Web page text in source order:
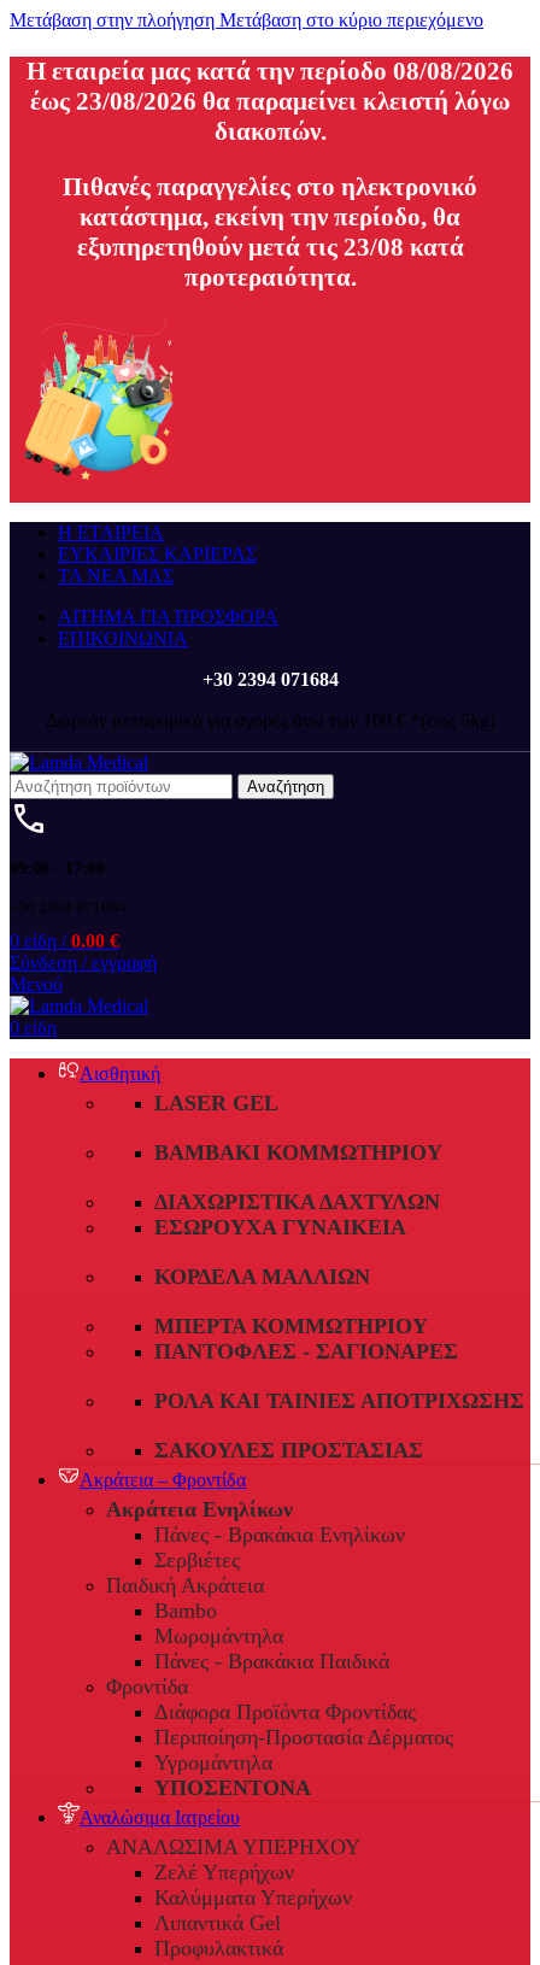
Μετάβαση στην πλοήγηση Μετάβαση στο κύριο περιεχόμενο
H εταιρεία μας κατά την περίοδο 08/08/2026
έως 23/08/2026 θα παραμείνει κλειστή λόγω
διακοπών.
Πιθανές παραγγελίες στο ηλεκτρονικό
κατάστημα, εκείνη την περίοδο, θα
εξυπηρετηθούν μετά τις 23/08 κατά
προτεραιότητα.
Η ΕΤΑΙΡΕΙΑ
ΕΥΚΑΙΡΙΕΣ ΚΑΡΙΕΡΑΣ
ΤΑ ΝΕΑ ΜΑΣ
ΑΙΤΗΜΑ ΓΙΑ ΠΡΟΣΦΟΡΑ
ΕΠΙΚΟΙΝΩΝΙΑ
+30 2394 071684
Δωρεάν μεταφορικά για αγορές άνω των 100 € *(εώς 5kg)
Αναζήτηση
09:00 - 17:00
+30 2394 071684
0 είδη / 0.00 €
Σύνδεση / εγγραφή
Μενού
0 είδη
Αισθητική
LASER GEL
ΒΑΜΒΆΚΙ ΚΟΜΜΩΤΗΡΊΟΥ
ΔΙΑΧΩΡΙΣΤΙΚΆ ΔΑΧΤΎΛΩΝ
ΕΣΏΡΟΥΧΑ ΓΥΝΑΙΚΕΊΑ
ΚΟΡΔΈΛΑ ΜΑΛΛΙΏΝ
ΜΠΈΡΤΑ ΚΟΜΜΩΤΗΡΊΟΥ
ΠΑΝΤΌΦΛΕΣ - ΣΑΓΙΟΝΆΡΕΣ
ΡΟΛΆ ΚΑΙ ΤΑΙΝΊΕΣ ΑΠΟΤΡΊΧΩΣΗΣ
ΣΑΚΟΎΛΕΣ ΠΡΟΣΤΑΣΊΑΣ
Ακράτεια – Φροντίδα
Ακράτεια Ενηλίκων
Πάνες - Βρακάκια Ενηλίκων
Σερβιέτες
Παιδική Ακράτεια
Bambo
Μωρομάντηλα
Πάνες - Βρακάκια Παιδικά
Φροντίδα
Διάφορα Προϊόντα Φροντίδας
Περιποίηση-Προστασία Δέρματος
Υγρομάντηλα
ΥΠΟΣΕΝΤΟΝΑ
Αναλώσιμα Ιατρείου
ΑΝΑΛΩΣΙΜΑ ΥΠΕΡΗΧΟΥ
Ζελέ Υπερήχων
Καλύμματα Υπερήχων
Λιπαντικά Gel
Προφυλακτικά